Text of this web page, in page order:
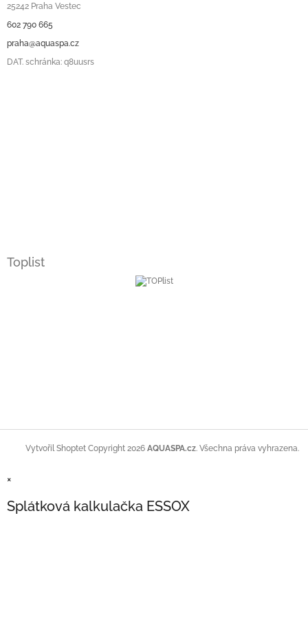
25242 Praha Vestec
602 790 665
praha@aquaspa.cz
DAT. schránka: q8uusrs
Toplist
Vytvořil Shoptet Copyright 2026 AQUASPA.cz. Všechna práva vyhrazena.
×
Splátková kalkulačka ESSOX